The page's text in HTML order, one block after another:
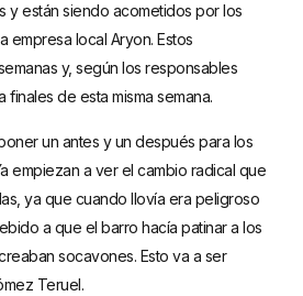
y están siendo acometidos por los
empresa local Aryon. Estos
y, según los responsables
finales de esta misma semana.
un antes y un después para los
empiezan a ver el cambio radical que
ya que cuando llovía era peligroso
a que el barro hacía patinar a los
socavones. Esto va a ser
Teruel.